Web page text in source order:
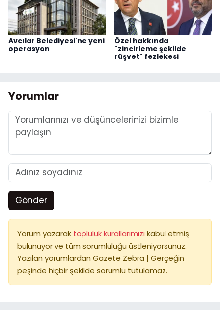
Avcılar Belediyesi'ne yeni
operasyon
Özel hakkında
"zincirleme şekilde
rüşvet" fezlekesi
Yorumlar
Gönder
Yorum yazarak topluluk kurallarımızı kabul etmiş
bulunuyor ve tüm sorumluluğu üstleniyorsunuz.
Yazılan yorumlardan Gazete Zebra | Gerçeğin
peşinde hiçbir şekilde sorumlu tutulamaz.